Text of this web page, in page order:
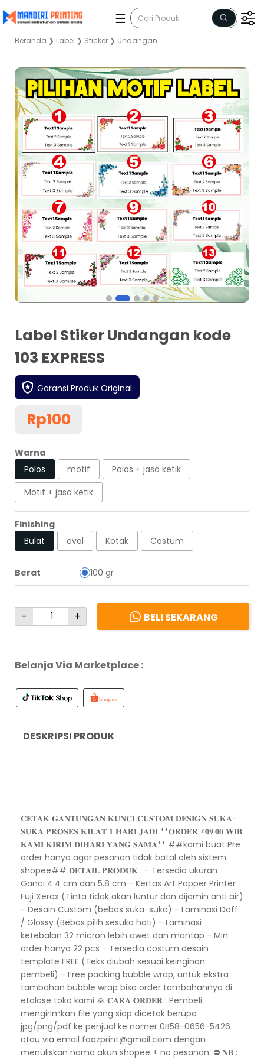
☰
Beranda ❯ Label ❯ Sticker ❯ Undangan
Label Stiker Undangan kode
103 EXPRESS
Garansi Produk Original.
Rp100
Warna
Polos
motif
Polos + jasa ketik
Motif + jasa ketik
Finishing
Bulat
oval Kotak Costum
Berat 100 gr
- + BELI SEKARANG
Belanja Via Marketplace :
DESKRIPSI PRODUK
𝐂𝐄𝐓𝐀𝐊 𝐆𝐀𝐍𝐓𝐔𝐍𝐆𝐀𝐍 𝐊𝐔𝐍𝐂𝐈 𝐂𝐔𝐒𝐓𝐎𝐌 𝐃𝐄𝐒𝐈𝐆𝐍 𝐒𝐔𝐊𝐀-
𝐒𝐔𝐊𝐀 𝐏𝐑𝐎𝐒𝐄𝐒 𝐊𝐈𝐋𝐀𝐓 𝟏 𝐇𝐀𝐑𝐈 𝐉𝐀𝐃𝐈 **𝐎𝐑𝐃𝐄𝐑 <𝟎𝟗.𝟎𝟎 𝐖𝐈𝐁
𝐊𝐀𝐌𝐈 𝐊𝐈𝐑𝐈𝐌 𝐃𝐈𝐇𝐀𝐑𝐈 𝐘𝐀𝐍𝐆 𝐒𝐀𝐌𝐀** ##kami buat Pre
order hanya agar pesanan tidak batal oleh sistem
shopee## 𝐃𝐄𝐓𝐀𝐈𝐋 𝐏𝐑𝐎𝐃𝐔𝐊 : - Tersedia ukuran
Ganci 4.4 cm dan 5.8 cm - Kertas Art Papper Printer
Fuji Xerox (Tinta tidak akan luntur dan dijamin anti air)
- Desain Custom (bebas suka-suka) - Laminasi Doff
/ Glossy (Bebas pilih sesuka hati) - Laminasi
ketebalan 32 micron lebih awet dan mantap - Min.
order hanya 22 pcs - Tersedia costum desain
template FREE (Teks diubah sesuai keinginan
pembeli) - Free packing bubble wrap, untuk ekstra
tambahan bubble wrap bisa order tambahannya di
etalase toko kami 🙏 𝐂𝐀𝐑𝐀 𝐎𝐑𝐃𝐄𝐑 : Pembeli
mengirimkan file yang siap dicetak berupa
jpg/png/pdf ke penjual ke nomer 0B58-0656-5426
atau via email faazprint@gmail.com dengan
menuliskan nama akun shopee + no pesanan. ⛔ 𝐍𝐁 :